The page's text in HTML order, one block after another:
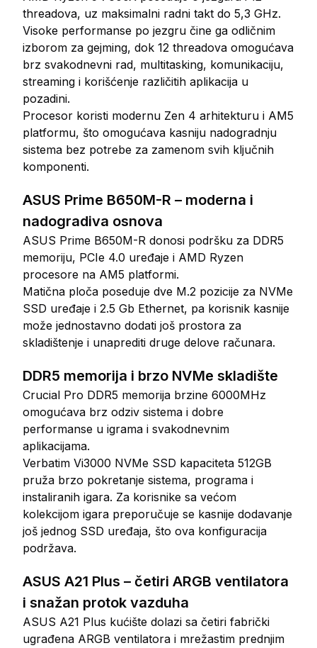
threadova, uz maksimalni radni takt do 5,3 GHz.
Visoke performanse po jezgru čine ga odličnim
izborom za gejming, dok 12 threadova omogućava
brz svakodnevni rad, multitasking, komunikaciju,
streaming i korišćenje različitih aplikacija u
pozadini.
Procesor koristi modernu Zen 4 arhitekturu i AM5
platformu, što omogućava kasniju nadogradnju
sistema bez potrebe za zamenom svih ključnih
komponenti.
ASUS Prime B650M-R – moderna i
nadogradiva osnova
ASUS Prime B650M-R donosi podršku za DDR5
memoriju, PCIe 4.0 uređaje i AMD Ryzen
procesore na AM5 platformi.
Matična ploča poseduje dve M.2 pozicije za NVMe
SSD uređaje i 2.5 Gb Ethernet, pa korisnik kasnije
može jednostavno dodati još prostora za
skladištenje i unaprediti druge delove računara.
DDR5 memorija i brzo NVMe skladište
Crucial Pro DDR5 memorija brzine 6000MHz
omogućava brz odziv sistema i dobre
performanse u igrama i svakodnevnim
aplikacijama.
Verbatim Vi3000 NVMe SSD kapaciteta 512GB
pruža brzo pokretanje sistema, programa i
instaliranih igara. Za korisnike sa većom
kolekcijom igara preporučuje se kasnije dodavanje
još jednog SSD uređaja, što ova konfiguracija
podržava.
ASUS A21 Plus – četiri ARGB ventilatora
i snažan protok vazduha
ASUS A21 Plus kućište dolazi sa četiri fabrički
ugrađena ARGB ventilatora i mrežastim prednjim